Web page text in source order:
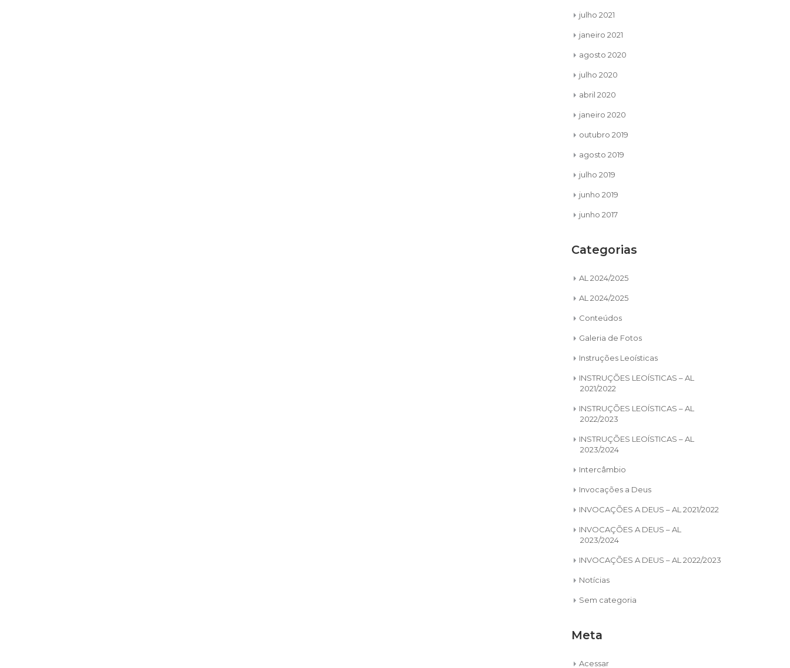
julho 2021
janeiro 2021
agosto 2020
julho 2020
abril 2020
janeiro 2020
outubro 2019
agosto 2019
julho 2019
junho 2019
junho 2017
Categorias
AL 2024/2025
AL 2024/2025
Conteúdos
Galeria de Fotos
Instruções Leoísticas
INSTRUÇÕES LEOÍSTICAS – AL
2021/2022
INSTRUÇÕES LEOÍSTICAS – AL
2022/2023
INSTRUÇÕES LEOÍSTICAS – AL
2023/2024
Intercâmbio
Invocações a Deus
INVOCAÇÕES A DEUS – AL 2021/2022
INVOCAÇÕES A DEUS – AL
2023/2024
INVOCAÇÕES A DEUS – AL 2022/2023
Notícias
Sem categoria
Meta
Acessar